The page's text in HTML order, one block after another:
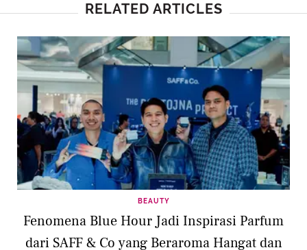
RELATED ARTICLES
BEAUTY
Fenomena Blue Hour Jadi Inspirasi Parfum
dari SAFF & Co yang Beraroma Hangat dan